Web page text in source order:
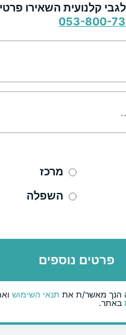
קלנועית השאירו
053-800-
מרכז
השפלה
הנך מאשר/ת את תנאי השימוש
באתר.